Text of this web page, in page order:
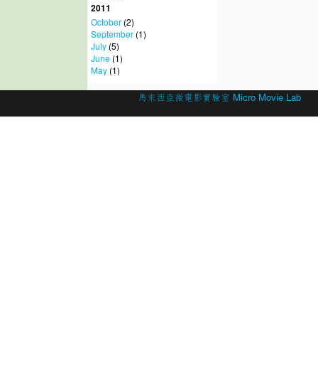
2011
October(2)
September(1)
July(5)
June(1)
May(1)
馬來西亞微電影實驗室 Micro Movie Lab